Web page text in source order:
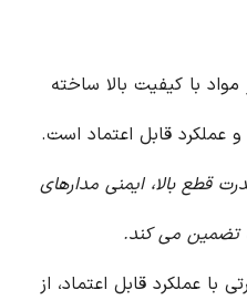
مواد با کیفیت بالا ساخته
عملکرد قابل اعتماد است.
قطع بالا، ایمنی مدارهای
تضمین می کند.
با عملکرد قابل اعتماد، از